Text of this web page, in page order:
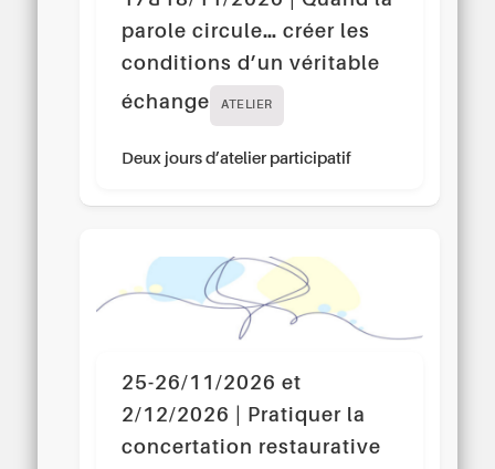
parole circule… créer les
conditions d’un véritable
échange
ATELIER
Deux jours d’atelier participatif
25-26/11/2026 et
2/12/2026 | Pratiquer la
concertation restaurative